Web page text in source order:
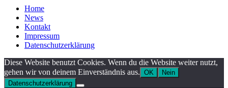
Home
News
Kontakt
Impressum
Datenschutzerklärung
Diese Website benutzt Cookies. Wenn du die Website weiter nutzt,
gehen wir von deinem Einverständnis aus. OK
Nein
Datenschutzerklärung